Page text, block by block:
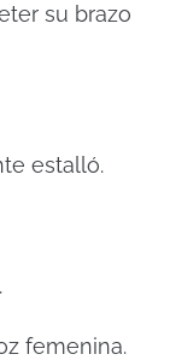
su brazo
estalló.
femenina.